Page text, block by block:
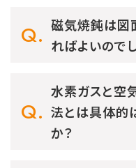
磁気焼鈍は図
ればよいのでし
水素ガスと空
法とは具体的
か？